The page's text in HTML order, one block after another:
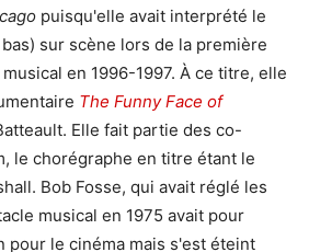
puisqu'elle avait interprété le
sur scène lors de la première
en 1996-1997. À ce titre, elle
The Funny Face of
Elle fait partie des co-
le chorégraphe en titre étant le
Bob Fosse, qui avait réglé les
musical en 1975 avait pour
pour le cinéma mais s'est éteint